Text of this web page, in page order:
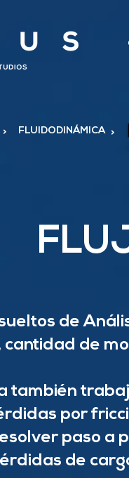
> FLUIDODINÁMICA >
de
cantidad de
también
por
paso a
de